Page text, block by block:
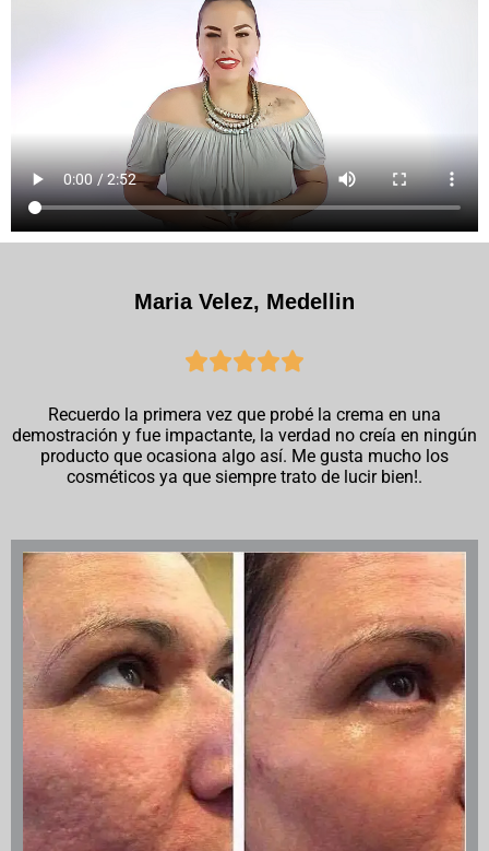
Maria Velez, Medellin

Recuerdo la primera vez que probé la crema en una
demostración y fue impactante, la verdad no creía en ningún
producto que ocasiona algo así. Me gusta mucho los
cosméticos ya que siempre trato de lucir bien!.